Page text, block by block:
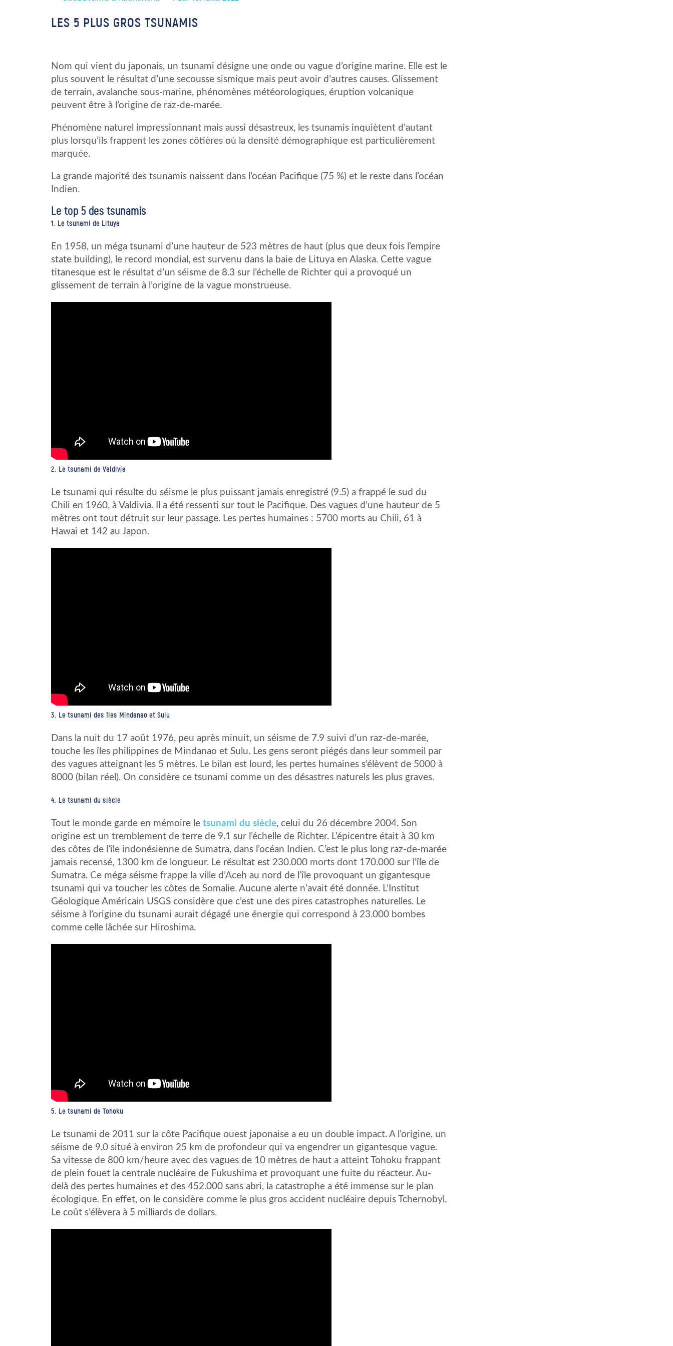
LES 5 PLUS GROS TSUNAMIS
Nom qui vient du japonais, un tsunami désigne une onde ou vague d’origine marine. Elle est le
plus souvent le résultat d’une secousse sismique mais peut avoir d’autres causes. Glissement
de terrain, avalanche sous-marine, phénomènes météorologiques, éruption volcanique
peuvent être à l’origine de raz-de-marée.
Phénomène naturel impressionnant mais aussi désastreux, les tsunamis inquiètent d’autant
plus lorsqu’ils frappent les zones côtières où la densité démographique est particulièrement
marquée.
La grande majorité des tsunamis naissent dans l’océan Pacifique (75 %) et le reste dans l’océan
Indien.
Le top 5 des tsunamis
1. Le tsunami de Lituya
En 1958, un méga tsunami d’une hauteur de 523 mètres de haut (plus que deux fois l’empire
state building), le record mondial, est survenu dans la baie de Lituya en Alaska. Cette vague
titanesque est le résultat d’un séisme de 8.3 sur l’échelle de Richter qui a provoqué un
glissement de terrain à l’origine de la vague monstrueuse.
2. Le tsunami de Valdivia
Le tsunami qui résulte du séisme le plus puissant jamais enregistré (9.5) a frappé le sud du
Chili en 1960, à Valdivia. Il a été ressenti sur tout le Pacifique. Des vagues d’une hauteur de 5
mètres ont tout détruit sur leur passage. Les pertes humaines : 5700 morts au Chili, 61 à
Hawai et 142 au Japon.
3. Le tsunami des îles Mindanao et Sulu
Dans la nuit du 17 août 1976, peu après minuit, un séisme de 7.9 suivi d’un raz-de-marée,
touche les îles philippines de Mindanao et Sulu. Les gens seront piégés dans leur sommeil par
des vagues atteignant les 5 mètres. Le bilan est lourd, les pertes humaines s’élèvent de 5000 à
8000 (bilan réel). On considère ce tsunami comme un des désastres naturels les plus graves.
4. Le tsunami du siècle
Tout le monde garde en mémoire le tsunami du siècle, celui du 26 décembre 2004. Son
origine est un tremblement de terre de 9.1 sur l’échelle de Richter. L’épicentre était à 30 km
des côtes de l’île indonésienne de Sumatra, dans l’océan Indien. C’est le plus long raz-de-marée
jamais recensé, 1300 km de longueur. Le résultat est 230.000 morts dont 170.000 sur l’île de
Sumatra. Ce méga séisme frappe la ville d’Aceh au nord de l’île provoquant un gigantesque
tsunami qui va toucher les côtes de Somalie. Aucune alerte n’avait été donnée. L’Institut
Géologique Américain USGS considère que c’est une des pires catastrophes naturelles. Le
séisme à l’origine du tsunami aurait dégagé une énergie qui correspond à 23.000 bombes
comme celle lâchée sur Hiroshima.
5. Le tsunami de Tohoku
Le tsunami de 2011 sur la côte Pacifique ouest japonaise a eu un double impact. A l’origine, un
séisme de 9.0 situé à environ 25 km de profondeur qui va engendrer un gigantesque vague.
Sa vitesse de 800 km/heure avec des vagues de 10 mètres de haut a atteint Tohoku frappant
de plein fouet la centrale nucléaire de Fukushima et provoquant une fuite du réacteur. Au-
delà des pertes humaines et des 452.000 sans abri, la catastrophe a été immense sur le plan
écologique. En effet, on le considère comme le plus gros accident nucléaire depuis Tchernobyl.
Le coût s’élèvera à 5 milliards de dollars.